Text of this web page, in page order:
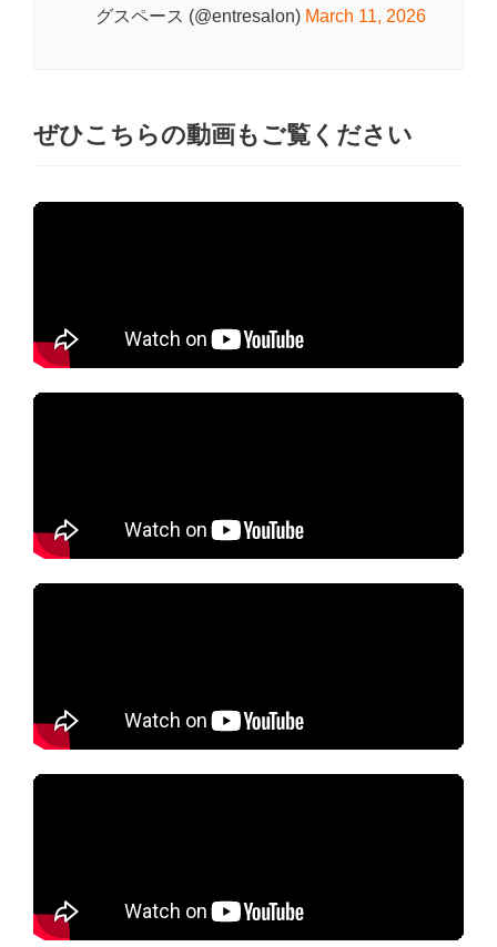
グスペース (@entresalon) March 11, 2026
ぜひこちらの動画もご覧ください